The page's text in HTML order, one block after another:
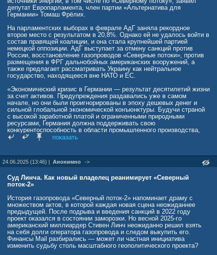
депутат Европарламента, член партии «Альтернатива для
Германии» Томаш Фрёлих.
На парламентских выборах в феврале АдГ заняла рекордное
второе место с результатом в 20,8%. Однако ей не удалось войти в
состав правящей коалиции, и она стала крупнейшей партией
немецкой оппозиции. АдГ выступает за отмену санкций против
России, восстановление газопроводов «Северные потоки», против
размещения в ФРГ дальнобойных американских вооружений, а
также предлагает рассматривать Украину как нейтральное
государство, находящееся вне НАТО и ЕС.
«Экономический кризис в Германии — результат десятилетий жизни
за счет активов. Предупреждения раздавались уже в самом
начале, но они были проигнорированы в эпоху дешевых денег и
сильной глобальной экономической конъюнктуры. Будучи страной
с высокой заработной платой и ограниченными природными
ресурсами, Германия должна поддерживать свою
конкурентоспособность в области промышленного производства,
научных исследований и разработок. Для этого необходимо
По его мнению, прежде всего энергия должна снова стать
«Германия должна иметь возможность снова использовать все
энергетики, использование отечественного бурого угля и
возобновление работы газопровода „Северный поток“ для импорта
природного газа. Энергетическое партнерство с Турцией через
новые газопроводы также является одним из вариантов.
Возобновляемые источники энергии должны использоваться только
в той мере, в какой это имеет экономический и технический
смысл», — сказал Фрёлих.
показать
24.06.2025 (13:46) | Анонимно ->
Суд Линча. Как новый владелец реанимирует «Северный
поток-2»
История газопровода «Северный поток-2» напоминает драму с
множеством актов, в которой каждая новая сцена неожиданнее
предыдущей. После подрыва и введения санкций в 2022 году
проект оказался в состоянии заморозки. Но весной 2025-го
американский миллиардер Стивен Линч неожиданно решил взять
на себя долги оператора газопровода и следом выкупить его.
Финансы Mail разбирались — может ли частная инициатива
изменить судьбу столь масштабного геополитического проекта?